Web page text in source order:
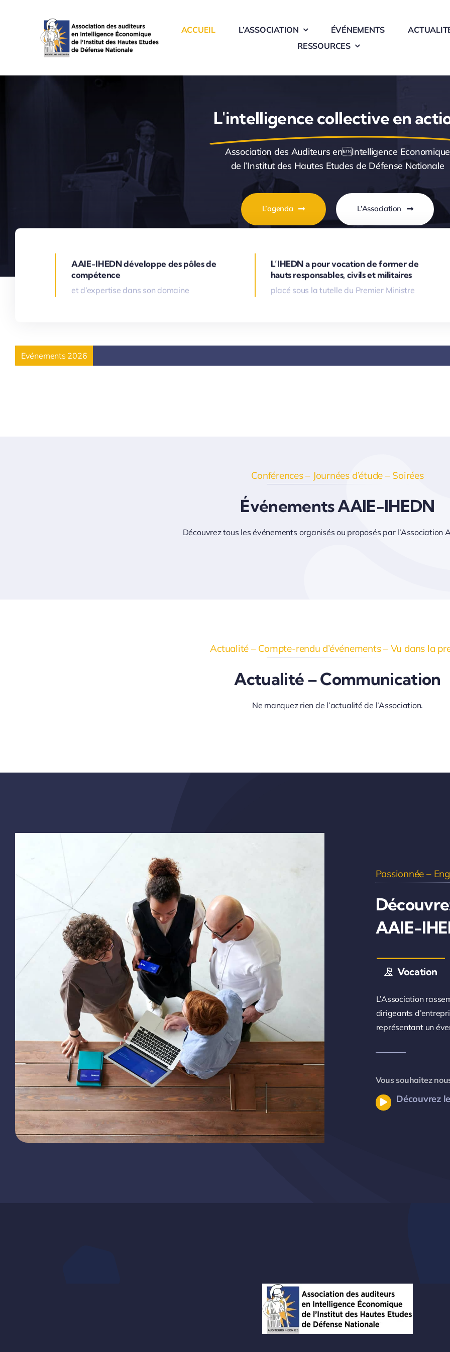
ACCUEIL L’ASSOCIATION ÉVÉNEMENTS
RESSOURCES
L'intelligence collective en
Association des Auditeurs enIntelligence Economique
de l’Institut des Hautes Etudes de Défense Nationale
L’agenda L’Association
AAIE-IHEDN développe des pôles de
compétence
et d’expertise dans son domaine
L’IHEDN a pour vocation de former de
hauts responsables, civils et militaires
placé sous la tutelle du Premier Ministre
Evénements 2026
Conférences – Journées d’étude – Soirées
Événements AAIE-IHEDN
Découvrez tous les événements organisés ou proposés par l’Association
Actualité – Compte-rendu d’événements – Vu dans la
Actualité – Communication
Ne manquez rien de l’actualité de l’Association.
Passionnée –
AAIE-
Vocation
L’Association
dirigeants
représentant un
Vous souhaitez
Découvrez